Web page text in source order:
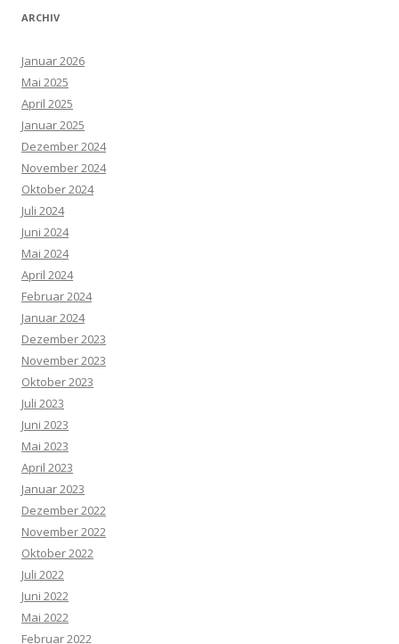
ARCHIV
Januar 2026
Mai 2025
April 2025
Januar 2025
Dezember 2024
November 2024
Oktober 2024
Juli 2024
Juni 2024
Mai 2024
April 2024
Februar 2024
Januar 2024
Dezember 2023
November 2023
Oktober 2023
Juli 2023
Juni 2023
Mai 2023
April 2023
Januar 2023
Dezember 2022
November 2022
Oktober 2022
Juli 2022
Juni 2022
Mai 2022
Februar 2022